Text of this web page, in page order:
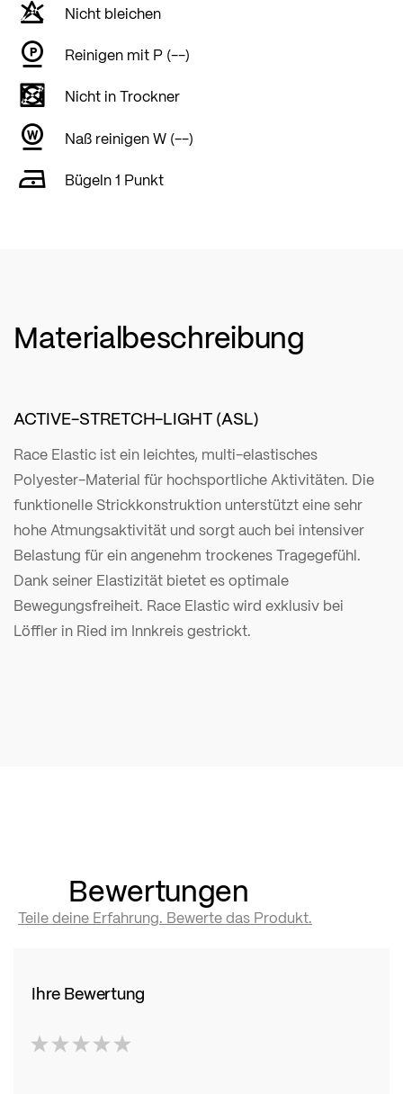
Nicht bleichen
Reinigen mit P (--)
Nicht in Trockner
Naß reinigen W (--)
Bügeln 1 Punkt
Materialbeschreibung
ACTIVE-STRETCH-LIGHT (ASL)
Race Elastic ist ein leichtes, multi-elastisches
Polyester-Material für hochsportliche Aktivitäten. Die
funktionelle Strickkonstruktion unterstützt eine sehr
hohe Atmungsaktivität und sorgt auch bei intensiver
Belastung für ein angenehm trockenes Tragegefühl.
Dank seiner Elastizität bietet es optimale
Bewegungsfreiheit. Race Elastic wird exklusiv bei
Löffler in Ried im Innkreis gestrickt.
Bewertungen
Teile deine Erfahrung. Bewerte das Produkt.
Ihre Bewertung